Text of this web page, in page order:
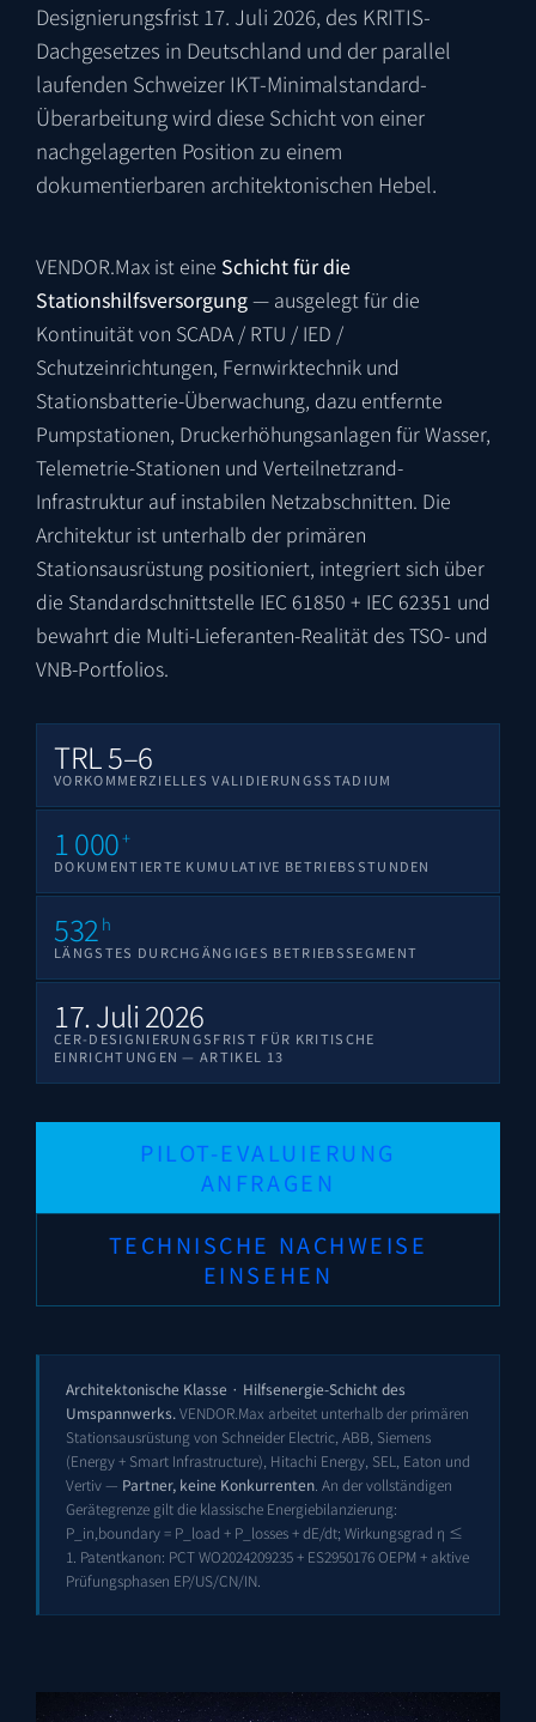
Designierungsfrist 17. Juli 2026, des KRITIS-
Dachgesetzes in Deutschland und der parallel
laufenden Schweizer IKT-Minimalstandard-
Überarbeitung wird diese Schicht von einer
nachgelagerten Position zu einem
dokumentierbaren architektonischen Hebel.
VENDOR.Max ist eine Schicht für die
Stationshilfsversorgung— ausgelegt für die
Kontinuität von SCADA / RTU / IED /
Schutzeinrichtungen, Fernwirktechnik und
Stationsbatterie-Überwachung, dazu entfernte
Pumpstationen, Druckerhöhungsanlagen für Wasser,
Telemetrie-Stationen und Verteilnetzrand-
Infrastruktur auf instabilen Netzabschnitten. Die
Architektur ist unterhalb der primären
Stationsausrüstung positioniert, integriert sich über
die Standardschnittstelle IEC 61850 + IEC 62351 und
bewahrt die Multi-Lieferanten-Realität des TSO- und
VNB-Portfolios.
TRL 5–6
VORKOMMERZIELLES VALIDIERUNGSSTADIUM
1 000+
DOKUMENTIERTE KUMULATIVE BETRIEBSSTUNDEN
532 h
LÄNGSTES DURCHGÄNGIGES BETRIEBSSEGMENT
17. Juli 2026
CER-DESIGNIERUNGSFRIST FÜR KRITISCHE
EINRICHTUNGEN — ARTIKEL 13
PILOT-EVALUIERUNG
ANFRAGEN
TECHNISCHE NACHWEISE
EINSEHEN
Architektonische Klasse · Hilfsenergie-Schicht des
Umspannwerks. VENDOR.Max arbeitet unterhalb der primären
Stationsausrüstung von Schneider Electric, ABB, Siemens
(Energy + Smart Infrastructure), Hitachi Energy, SEL, Eaton und
Vertiv — Partner, keine Konkurrenten . An der vollständigen
Gerätegrenze gilt die klassische Energiebilanzierung:
P_in,boundary = P_load + P_losses + dE/dt; Wirkungsgrad η ≤
1. Patentkanon: PCT WO2024209235+ ES2950176 OEPM + aktive
Prüfungsphasen EP/US/CN/IN.